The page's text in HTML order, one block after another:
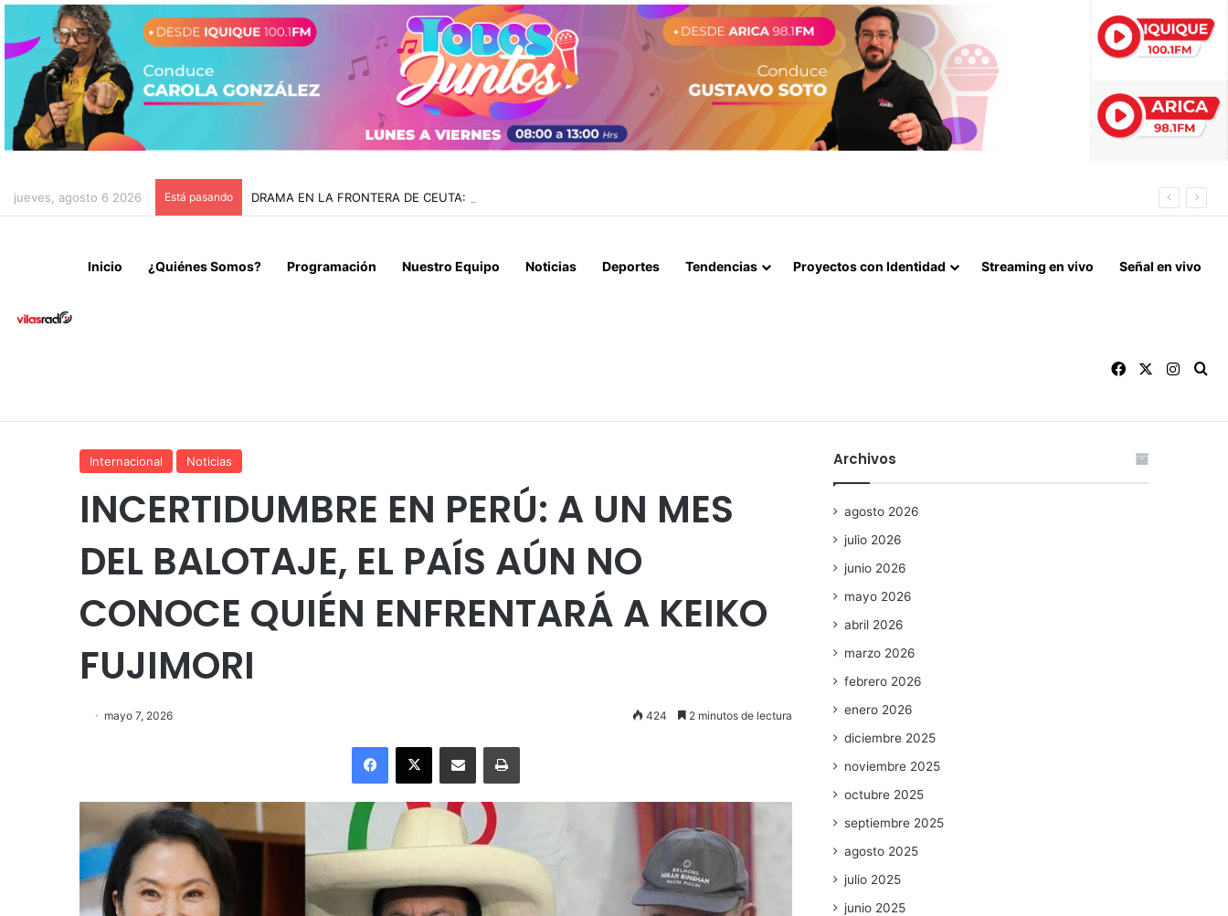
jueves, agosto 6 2026 Está pasando DRAMA EN LA FRONTERA DE CEUTA: ONG REGISTRA 141 MIGRANTES FALLECIDOS EN MEDIO DE UNA INÉDITA CRISIS
Inicio ¿Quiénes Somos? Programación Nuestro Equipo Noticias Deportes Tendencias Proyectos con Identidad Streaming en vivo Señal en vivo
Facebook
Internacional Noticias
INCERTIDUMBRE EN PERÚ: A UN MES
DEL BALOTAJE, EL PAÍS AÚN NO
CONOCE QUIÉN ENFRENTARÁ A KEIKO
FUJIMORI
mayo 7, 2026 424 2 minutos de lectura
Facebook
X Enviar vía email Imprimir
Archivos
agosto 2026
julio 2026
junio 2026
mayo 2026
abril 2026
marzo 2026
febrero 2026
enero 2026
diciembre 2025
noviembre 2025
octubre 2025
septiembre 2025
agosto 2025
julio 2025
junio 2025